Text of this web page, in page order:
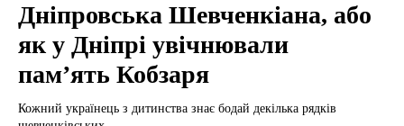
Дніпровська Шевченкіана, або
як у Дніпрі увічнювали
пам’ять Кобзаря
Кожний українець з дитинства знає бодай декілька рядків